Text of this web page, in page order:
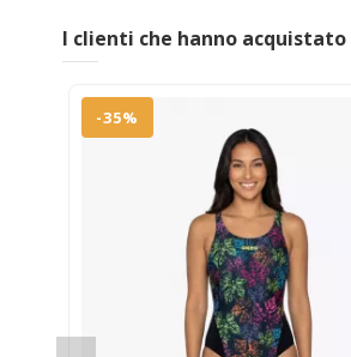
I clienti che hanno
-35%